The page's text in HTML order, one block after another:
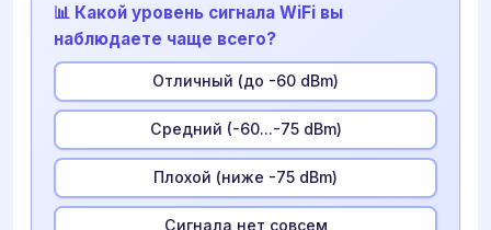
📊 Какой уровень сигнала WiFi вы
наблюдаете чаще всего?
Отличный (до -60 dBm)
Средний (-60...-75 dBm)
Плохой (ниже -75 dBm)
Сигнала нет совсем